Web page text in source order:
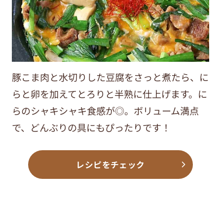
豚こま肉と水切りした豆腐をさっと煮たら、に
らと卵を加えてとろりと半熟に仕上げます。に
らのシャキシャキ食感が◎。ボリューム満点
で、どんぶりの具にもぴったりです！
レシピをチェック